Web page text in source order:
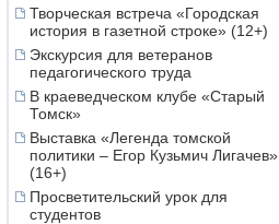
Творческая встреча «Городская
история в газетной строке» (12+)
Экскурсия для ветеранов
педагогического труда
В краеведческом клубе «Старый
Томск»
Выставка «Легенда томской
политики – Егор Кузьмич Лигачев»
(16+)
Просветительский урок для
студентов